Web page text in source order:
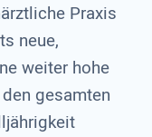
Praxis
neue,
weiter hohe
gesamten